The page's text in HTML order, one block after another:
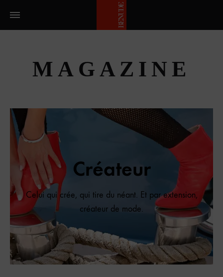
MAGAZINE
Créateur
Celui qui crée, qui tire du néant. Et par extension,
créateur de mode.